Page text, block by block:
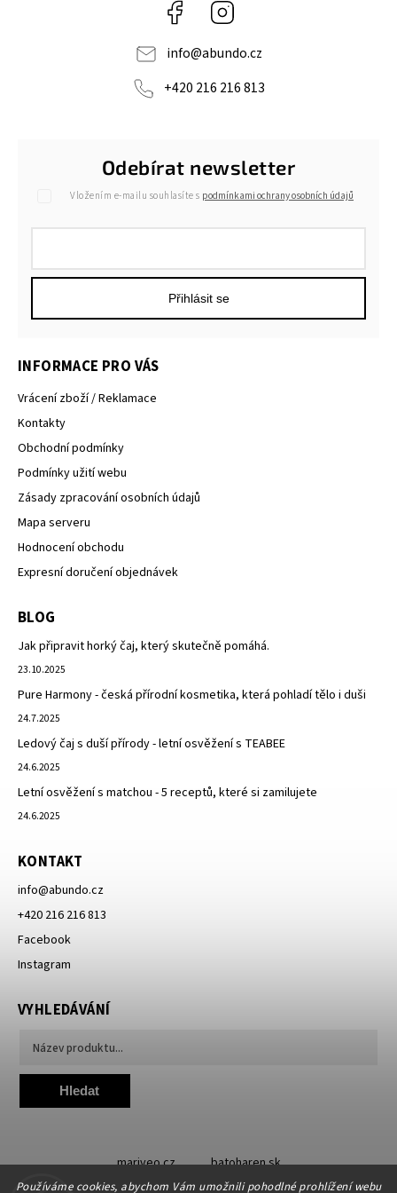
Používáme cookies, abychom Vám umožnili pohodlné prohlížení webu
Facebook
info@abundo.cz
+420 216 216 813
INFORMACE PRO VÁS
Vrácení zboží / Reklamace
Kontakty
Obchodní podmínky
Podmínky užití webu
Zásady zpracování osobních údajů
Mapa serveru
Hodnocení obchodu
Expresní doručení objednávek
Odebírat newsletter
Vložením e-mailu souhlasíte s podmínkami ochrany osobních údajů
Přihlásit se
BLOG
Jak připravit horký čaj, který skutečně pomáhá.
23.10.2025
Pure Harmony - česká přírodní kosmetika, která pohladí tělo i duši
24.7.2025
Ledový čaj s duší přírody - letní osvěžení s TEABEE
24.6.2025
Letní osvěžení s matchou - 5 receptů, které si zamilujete
24.6.2025
KONTAKT
info@abundo.cz
+420 216 216 813
Facebook
Instagram
VYHLEDÁVÁNÍ
Hledat
mariveo.cz batoharen.sk